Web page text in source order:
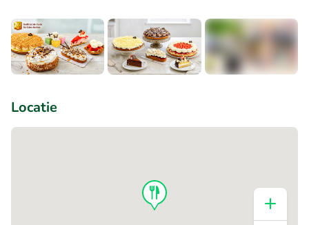
Locatie